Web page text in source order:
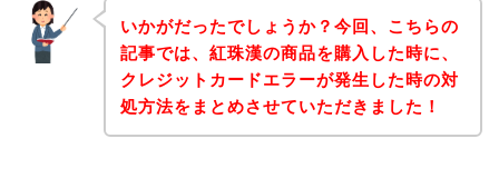
いかがだったでしょうか？今回、こちらの
記事では、紅珠漢の商品を購入した時に、
クレジットカードエラーが発生した時の対
処方法をまとめさせていただきました！